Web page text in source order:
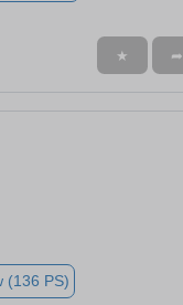
★ ➦
(136 PS)